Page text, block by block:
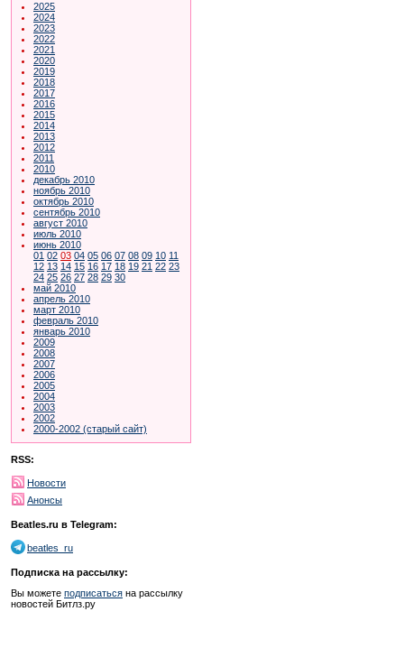
2025
2024
2023
2022
2021
2020
2019
2018
2017
2016
2015
2014
2013
2012
2011
2010
декабрь 2010
ноябрь 2010
октябрь 2010
сентябрь 2010
август 2010
июль 2010
июнь 2010
01 02 03 04 05 06 07 08 09 10 11
12 13 14 15 16 17 18 19 21 22 23
24 25 26 27 28 29 30
май 2010
апрель 2010
март 2010
февраль 2010
январь 2010
2009
2008
2007
2006
2005
2004
2003
2002
2000-2002 (старый сайт)
RSS:
Новости
Анонсы
Beatles.ru в Telegram:
beatles_ru
Подписка на рассылку:
Вы можете подписаться на рассылку
новостей Битлз.ру